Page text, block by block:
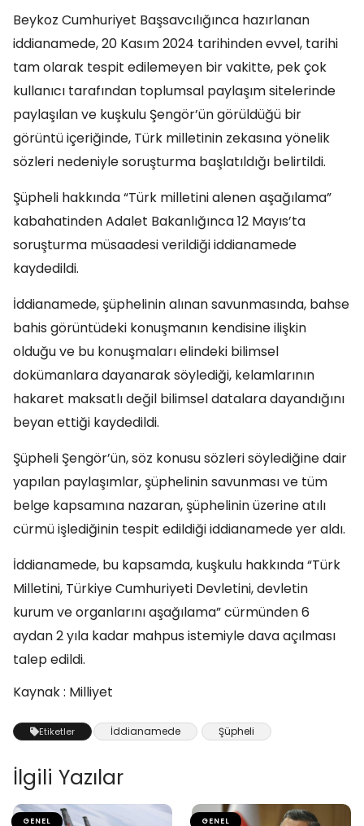
Beykoz Cumhuriyet Başsavcılığınca hazırlanan
iddianamede, 20 Kasım 2024 tarihinden evvel, tarihi
tam olarak tespit edilemeyen bir vakitte, pek çok
kullanıcı tarafından toplumsal paylaşım sitelerinde
paylaşılan ve kuşkulu Şengör’ün görüldüğü bir
görüntü içeriğinde, Türk milletinin zekasına yönelik
sözleri nedeniyle soruşturma başlatıldığı belirtildi.
Şüpheli hakkında “Türk milletini alenen aşağılama”
kabahatinden Adalet Bakanlığınca 12 Mayıs’ta
soruşturma müsaadesi verildiği iddianamede
kaydedildi.
İddianamede, şüphelinin alınan savunmasında, bahse
bahis görüntüdeki konuşmanın kendisine ilişkin
olduğu ve bu konuşmaları elindeki bilimsel
dokümanlara dayanarak söylediği, kelamlarının
hakaret maksatlı değil bilimsel datalara dayandığını
beyan ettiği kaydedildi.
Şüpheli Şengör’ün, söz konusu sözleri söylediğine dair
yapılan paylaşımlar, şüphelinin savunması ve tüm
belge kapsamına nazaran, şüphelinin üzerine atılı
cürmü işlediğinin tespit edildiği iddianamede yer aldı.
İddianamede, bu kapsamda, kuşkulu hakkında “Türk
Milletini, Türkiye Cumhuriyeti Devletini, devletin
kurum ve organlarını aşağılama” cürmünden 6
aydan 2 yıla kadar mahpus istemiyle dava açılması
talep edildi.
Kaynak : Milliyet
Etiketler İddianamede Şüpheli
İlgili Yazılar
GENEL GENEL